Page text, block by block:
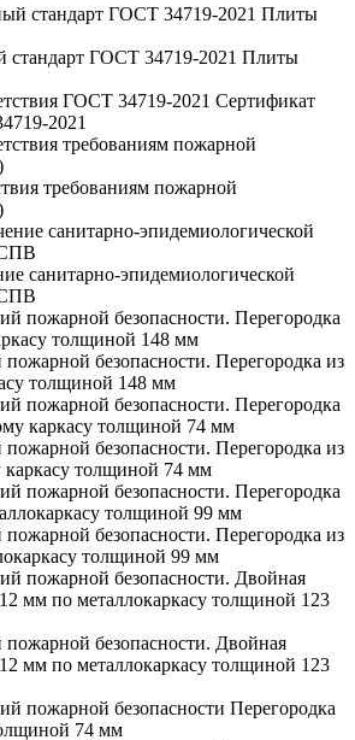
стандарт ГОСТ 34719-2021 Плиты
Сертификат
2021
требованиям пожарной
санитарно-эпидемиологической
безопасности. Перегородка из
толщиной 148 мм
безопасности. Перегородка из
толщиной 74 мм
безопасности. Перегородка из
толщиной 99 мм
безопасности. Двойная
мм по металлокаркасу толщиной 123